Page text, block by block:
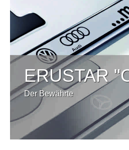
ERUSTAR
Der Bewährte